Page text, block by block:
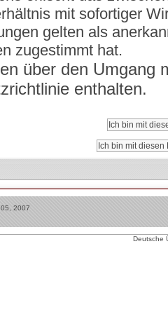
mit sofortiger
gelten als
zugestimmt hat.
über den Umgang
enthalten.
2007
Deutsche